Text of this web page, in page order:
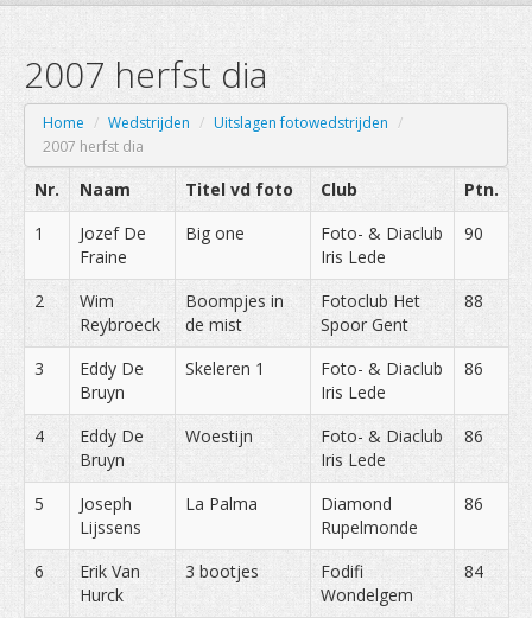
GALERIJEN
LEO BAEKELAND FT
OVU
ACTIVITEITEN
WEDSTRIJDEN
DOCUMENTEN
2007 herfst dia
Home / Wedstrijden / Uitslagen fotowedstrijden /
2007 herfst dia
Nr. Naam Titel vd foto Club
Ptn.
1
Jozef De
Fraine
Big one
Foto- & Diaclub
Iris Lede
90
2
Wim
Reybroeck
Boompjes in
de mist
Fotoclub Het
Spoor Gent
88
3
Eddy De
Bruyn
Skeleren 1
Foto- & Diaclub
Iris Lede
86
4
Eddy De
Bruyn
Woestijn
Foto- & Diaclub
Iris Lede
86
5
Joseph
Lijssens
La Palma
Diamond
Rupelmonde
86
6
Erik Van
Hurck
3 bootjes
Fodifi
Wondelgem
84